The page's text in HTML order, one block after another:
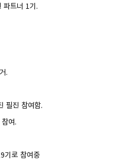
트너 1기.
.
필진 참여함.
여.
로 참여중